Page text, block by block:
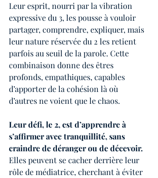
Leur esprit, nourri par la vibration
expressive du 3, les pousse à vouloir
partager, comprendre, expliquer, mais
leur nature réservée du 2 les retient
parfois au seuil de la parole. Cette
combinaison donne des êtres
profonds, empathiques, capables
d’apporter de la cohésion là où
d’autres ne voient que le chaos.
Leur défi, le 2, est d’apprendre à
s’affirmer avec tranquillité, sans
craindre de déranger ou de décevoir.
Elles peuvent se cacher derrière leur
rôle de médiatrice, cherchant à éviter